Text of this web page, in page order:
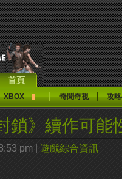
首頁
XBOX 奇聞奇視 攻
鎖》續作可能
pm | 遊戲綜合資訊